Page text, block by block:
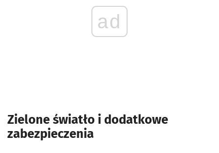
ad
Zielone światło i dodatkowe
zabezpieczenia